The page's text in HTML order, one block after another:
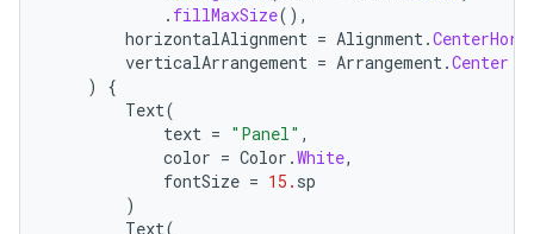
. fillMaxSize(),
horizontalAlignment = Alignment .
verticalArrangement = Arrangement .Center
)
{
Text(
text = "Panel" ,
color = Color .White,
fontSize = 15. sp
)
Text(